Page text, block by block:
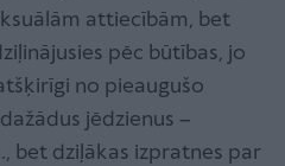
attiecībām, bet
pēc būtības, jo
no pieaugušo
jēdzienus –
bet dziļākas izpratnes par